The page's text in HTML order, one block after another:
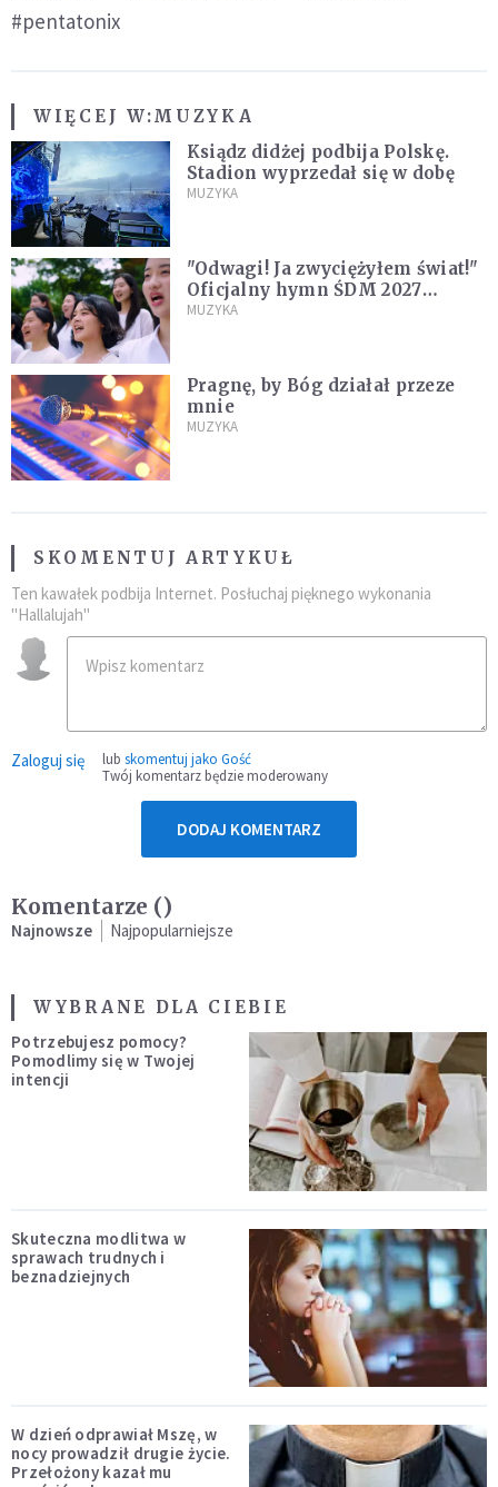
#pentatonix
WIĘCEJ W: MUZYKA
Ksiądz didżej podbija Polskę.
Stadion wyprzedał się w dobę
MUZYKA
"Odwagi! Ja zwyciężyłem świat!"
Oficjalny hymn ŚDM 2027
zaprezentowany
MUZYKA
Pragnę, by Bóg działał przeze
mnie
MUZYKA
SKOMENTUJ ARTYKUŁ
Ten kawałek podbija Internet. Posłuchaj pięknego wykonania
"Hallalujah"
Zaloguj się lub skomentuj jako Gość
Twój komentarz będzie moderowany
DODAJ KOMENTARZ
Komentarze ()
Najnowsze Najpopularniejsze
WYBRANE DLA CIEBIE
Potrzebujesz pomocy?
Pomodlimy się w Twojej
intencji
Skuteczna modlitwa w
sprawach trudnych i
beznadziejnych
W dzień odprawiał Mszę, w
nocy prowadził drugie życie.
Przełożony kazał mu